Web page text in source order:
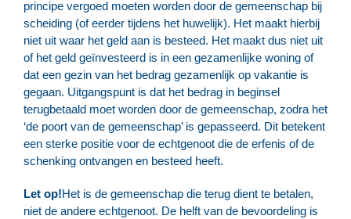
principe vergoed moeten worden door de gemeenschap bij
scheiding (of eerder tijdens het huwelijk). Het maakt hierbij
niet uit waar het geld aan is besteed. Het maakt dus niet uit
of het geld geïnvesteerd is in een gezamenlijke woning of
dat een gezin van het bedrag gezamenlijk op vakantie is
gegaan. Uitgangspunt is dat het bedrag in beginsel
terugbetaald moet worden door de gemeenschap, zodra het
‘de poort van de gemeenschap’ is gepasseerd. Dit betekent
een sterke positie voor de echtgenoot die de erfenis of de
schenking ontvangen en besteed heeft.
Let op!Het is de gemeenschap die terug dient te betalen,
niet de andere echtgenoot. De helft van de bevoordeling is